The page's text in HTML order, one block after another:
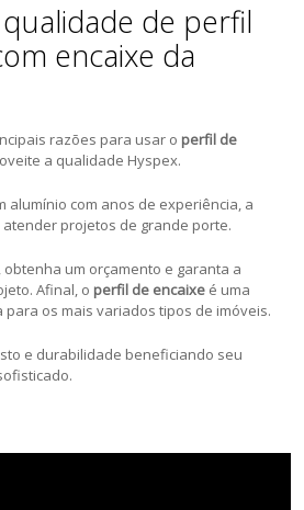
de perfil
encaixe da
razões para usar o perfil de
a qualidade Hyspex.
alumínio com anos de experiência, a
projetos de grande porte.
, obtenha um orçamento e garanta a
Afinal, o perfil de encaixe é uma
os mais variados tipos de imóveis.
e durabilidade beneficiando seu